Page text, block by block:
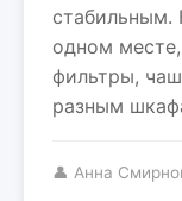
стабильным.
одном
фильтры,
разным
👤 Анна